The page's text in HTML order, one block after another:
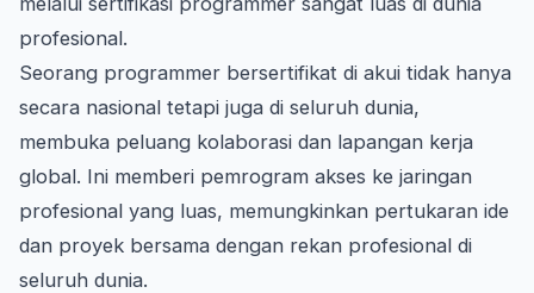
profesional.
Seorang programmer bersertifikat di akui tidak hanya
secara nasional tetapi juga di seluruh dunia,
membuka peluang kolaborasi dan lapangan kerja
global. Ini memberi pemrogram akses ke jaringan
profesional yang luas, memungkinkan pertukaran ide
dan proyek bersama dengan rekan profesional di
seluruh dunia.